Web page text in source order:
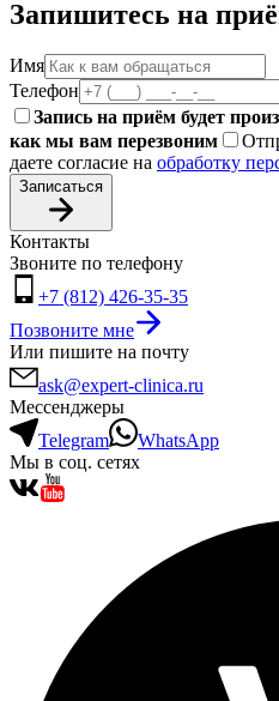
Запишитесь на
Имя
Телефон
Запись на приём будет
как мы вам перезвоним
даете согласие на обработку
Записаться
Контакты
Звоните по телефону
+7 (812) 426-35-35
Позвоните мне
Или пишите на почту
ask@expert-clinica.ru
Мессенджеры
Telegram
WhatsApp
Мы в соц. сетях